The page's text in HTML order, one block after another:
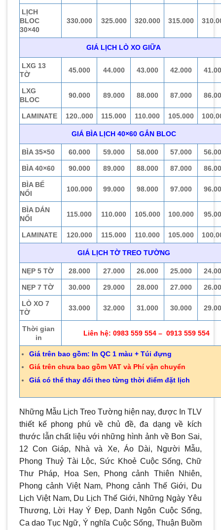
LỊCH
BLOC
30×40
330.000 325.000 320.000 315.000
GIÁ LỊCH LÒ XO GIỮA
LXG 13
TỜ
45.000 44.000 43.000 42.000
LXG
BLOC
90.000 89.000 88.000 87.000
LAMINATE 120..000 115.000 110.000 105.000
GIÁ BÌA LỊCH 40×60 GẮN BLOC
BÌA 35×50 60.000 59.000 58.000 57.000
BÌA 40×60 90.000 89.000 88.000 87.000
BÌA BẾ
NỔI
100.000 99.000 98.000 97.000
BÌA DÁN
NỔI
115.000 110.000 105.000 100.000
LAMINATE 120.000 115.000 110.000 105.000
GIÁ LỊCH TỜ TREO TƯỜNG
NẸP 5 TỜ 28.000 27.000 26.000 25.000
NẸP 7 TỜ 30.000 29.000 28.000 27.000
LÒ XO 7
TỜ
33.000 32.000 31.000 30.000
Thời gian
in
Liên hệ: 0983 559 554 – 0913 559 554
Giá trên bao gồm: In QC 1 màu + Túi đựng
Giá trên chưa bao gồm VAT và Phí vận chuyển
Giá có thể thay đổi theo từng thời điểm đặt lịch
Những Mẫu Lịch Treo Tường hiện nay, được In TLV
thiết kế phong phú về chủ đề, đa dạng về kích
thước lẫn chất liệu với những hình ảnh về Bon Sai,
12 Con Giáp, Nhà và Xe, Áo Dài, Người Mẫu,
Phong Thuỷ Tài Lộc, Sức Khoẻ Cuộc Sống, Chữ
Thư Pháp, Hoa Sen, Phong cảnh Thiên Nhiên,
Phong cảnh Việt Nam, Phong cảnh Thế Giới, Du
Lịch Việt Nam, Du Lịch Thế Giới, Những Ngày Yêu
Thương, Lời Hay Ý Đẹp, Danh Ngôn Cuộc Sống,
Ca dao Tục Ngữ, Ý nghĩa Cuộc Sống, Thuận Buồm